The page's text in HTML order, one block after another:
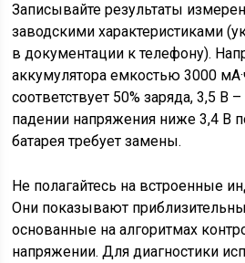
Записывайте результаты
заводскими характеристиками
в документации к телефону).
аккумулятора емкостью 3000
соответствует 50% заряда, 3,5 В
падении напряжения ниже 3,4 В
батарея требует замены.
Не полагайтесь на встроенные
Они показывают
основанные на алгоритмах
напряжении. Для диагностики